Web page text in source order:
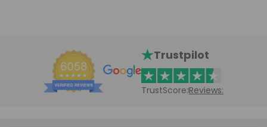
Trustpilot
TrustScore:Reviews: